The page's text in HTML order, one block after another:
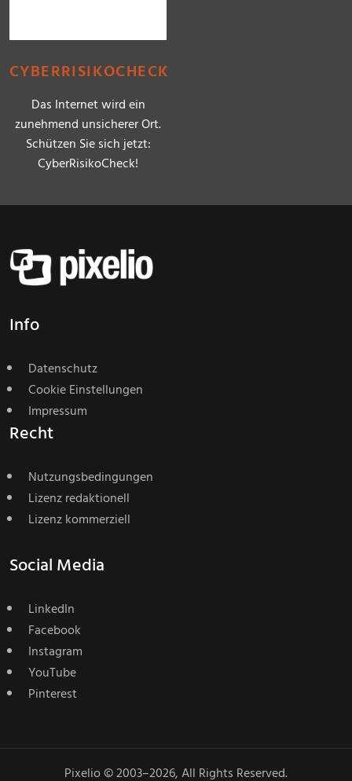
CYBERRISIKOCHECK
Das Internet wird ein
zunehmend unsicherer Ort.
Schützen Sie sich jetzt:
CyberRisikoCheck!
Info
Datenschutz
Cookie Einstellungen
Impressum
Recht
Nutzungsbedingungen
Lizenz redaktionell
Lizenz kommerziell
Social Media
LinkedIn
Facebook
Instagram
YouTube
Pinterest
Pixelio © 2003–2026, All Rights Reserved.